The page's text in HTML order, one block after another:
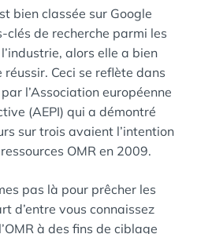
bien classée sur Google
clés de recherche parmi les
alors elle a bien
réussir. Ceci se reflète dans
l’Association européenne
(AEPI) qui a démontré
sur trois avaient l’intention
OMR en 2009.
pas là pour prêcher les
d’entre vous connaissez
à des fins de ciblage